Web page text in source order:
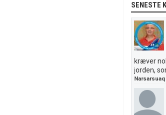
SENESTE
kræver
jorden,